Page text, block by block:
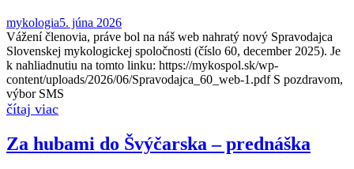
mykologia5. júna 2026
Vážení členovia, práve bol na náš web nahratý nový Spravodajca
Slovenskej mykologickej spoločnosti (číslo 60, december 2025). Je
k nahliadnutiu na tomto linku: https://mykospol.sk/wp-
content/uploads/2026/06/Spravodajca_60_web-1.pdf S pozdravom,
výbor SMS
Za hubami do Švýčarska – prednáška